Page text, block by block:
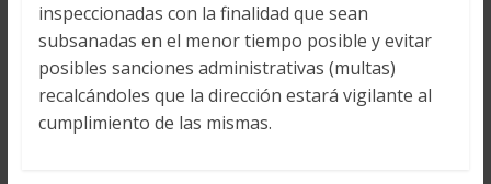
inspeccionadas con la finalidad que sean
subsanadas en el menor tiempo posible y evitar
posibles sanciones administrativas (multas)
recalcándoles que la dirección estará vigilante al
cumplimiento de las mismas.